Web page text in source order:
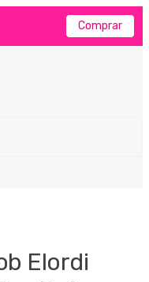
Comprar
Elordi